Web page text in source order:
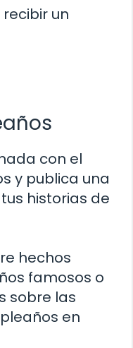
un
con el
y publica una
historias de
hechos
famosos o
sobre las
en